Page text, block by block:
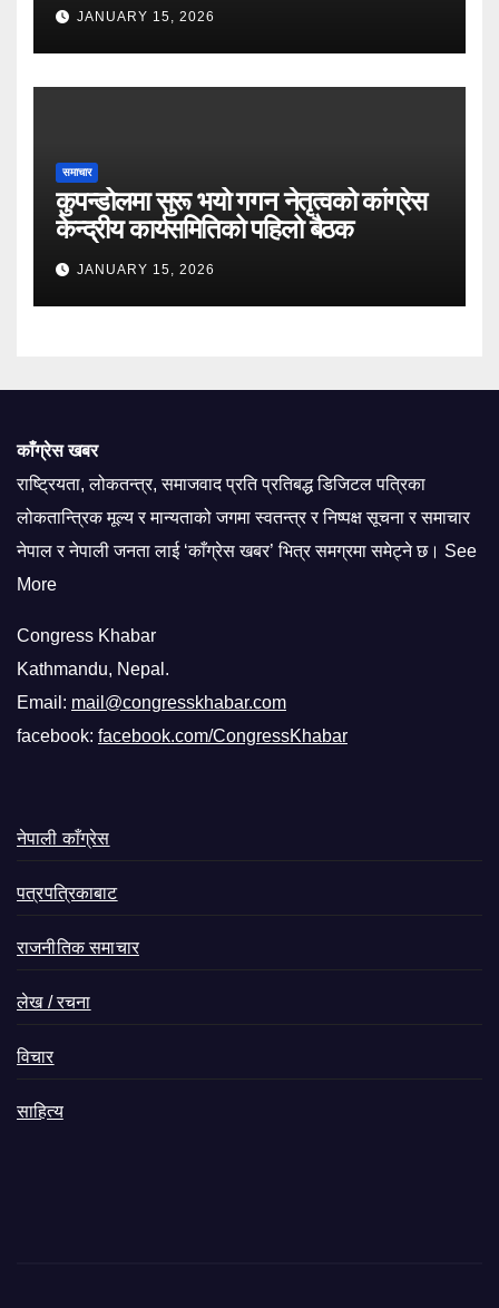
JANUARY 15, 2026
समाचार
कुपन्डोलमा सुरू भयो गगन नेतृत्वको कांग्रेस
केन्द्रीय कार्यसमितिको पहिलो बैठक
JANUARY 15, 2026
काँग्रेस खबर
राष्ट्रियता, लोकतन्त्र, समाजवाद प्रति प्रतिबद्ध डिजिटल पत्रिका
लोकतान्त्रिक मूल्य र मान्यताको जगमा स्वतन्त्र र निष्पक्ष सूचना र समाचार
नेपाल र नेपाली जनता लाई ‘काँग्रेस खबर’ भित्र समग्रमा समेट्ने छ। See
More
Congress Khabar
Kathmandu, Nepal.
Email: mail@congresskhabar.com
facebook: facebook.com/CongressKhabar
नेपाली काँग्रेस
पत्रपत्रिकाबाट
राजनीतिक समाचार
लेख / रचना
विचार
साहित्य